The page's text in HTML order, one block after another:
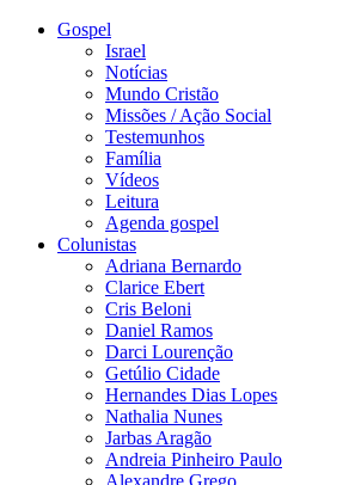
Gospel
Israel
Notícias
Mundo Cristão
Missões / Ação Social
Testemunhos
Família
Vídeos
Leitura
Agenda gospel
Colunistas
Adriana Bernardo
Clarice Ebert
Cris Beloni
Daniel Ramos
Darci Lourenção
Getúlio Cidade
Hernandes Dias Lopes
Nathalia Nunes
Jarbas Aragão
Andreia Pinheiro Paulo
Alexandre Grego